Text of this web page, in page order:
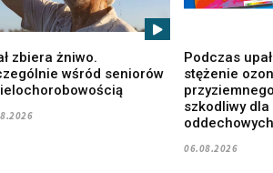
zbiera żniwo.
wśród seniorów
Podczas
stężenie
szkodliwy dla
oddechowych
06.08.2026